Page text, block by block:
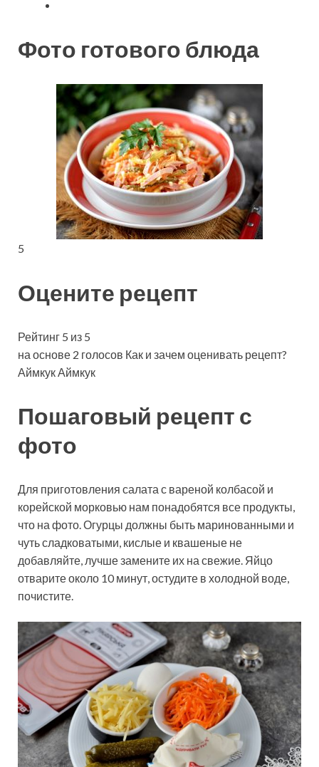
Фото готового блюда
5
Оцените рецепт
Рейтинг 5 из 5
на основе 2 голосов Как и зачем оценивать рецепт?
Аймкук Аймкук
Пошаговый рецепт с
фото
Для приготовления салата с вареной колбасой и
корейской морковью нам понадобятся все продукты,
что на фото. Огурцы должны быть маринованными и
чуть сладковатыми, кислые и квашеные не
добавляйте, лучше замените их на свежие. Яйцо
отварите около 10 минут, остудите в холодной воде,
почистите.